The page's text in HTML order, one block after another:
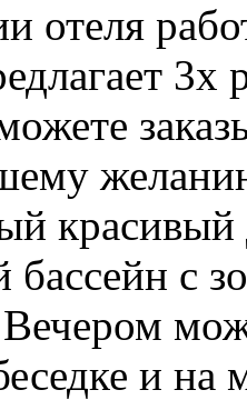
отеля
3х
красивый
бассейн с
и на